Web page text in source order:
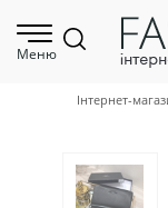
Меню
Інтернет-